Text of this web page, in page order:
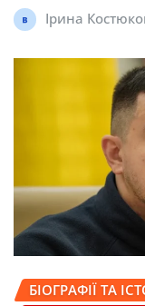
Ірина
БІОГРАФІЇ ТА